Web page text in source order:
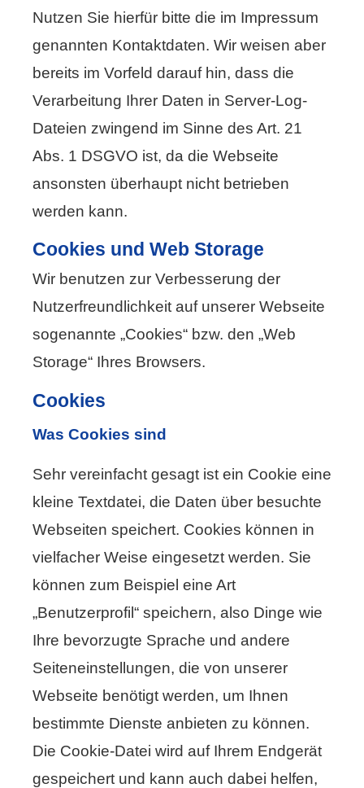
Nutzen Sie hierfür bitte die im Impressum
genannten Kontaktdaten. Wir weisen aber
bereits im Vorfeld darauf hin, dass die
Verarbeitung Ihrer Daten in Server-Log-
Dateien zwingend im Sinne des Art. 21
Abs. 1 DSGVO ist, da die Webseite
ansonsten überhaupt nicht betrieben
werden kann.
Cookies und Web Storage
Wir benutzen zur Verbesserung der
Nutzerfreundlichkeit auf unserer Webseite
sogenannte „Cookies“ bzw. den „Web
Storage“ Ihres Browsers.
Cookies
Was Cookies sind
Sehr vereinfacht gesagt ist ein Cookie eine
kleine Textdatei, die Daten über besuchte
Webseiten speichert. Cookies können in
vielfacher Weise eingesetzt werden. Sie
können zum Beispiel eine Art
„Benutzerprofil“ speichern, also Dinge wie
Ihre bevorzugte Sprache und andere
Seiteneinstellungen, die von unserer
Webseite benötigt werden, um Ihnen
bestimmte Dienste anbieten zu können.
Die Cookie-Datei wird auf Ihrem Endgerät
gespeichert und kann auch dabei helfen,